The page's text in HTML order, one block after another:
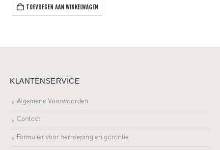
TOEVOEGEN AAN WINKELWAGEN
KLANTENSERVICE
Algemene Voorwaarden
Contact
Formulier voor herroeping en garantie